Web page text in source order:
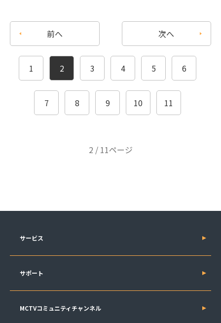
前へ
1 2 3 4 5 6
7 8 9 10 11
次へ
2 / 11ページ
サービス
サポート
MCTVコミュニティチャンネル